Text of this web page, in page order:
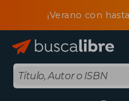
¡Verano con